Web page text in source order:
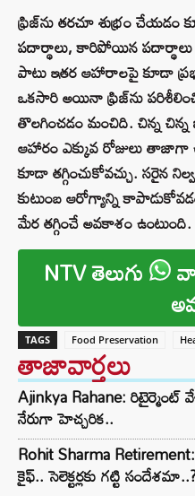
ఫ్రిజ్‌ను తరచూ శుభ్రం
పదార్థాలు, కారిపోయిన
పాటు ఇతర ఆహారాలపై కూడా
ఒకసారి అయినా ఫ్రిజ్‌ను పరిశీలించి
తొలగించడం మంచిది. చిన్న చిన్న
ఆహారం ఎక్కువ రోజులు
కూడా తగ్గించుకోవచ్చు. సరైన
కుటుంబ ఆరోగ్యాన్ని
మేర తగ్గించే అవకాశం ఉంటుంది.
NTV తెలుగు
TAGS Food Preservation
తాజావార్తలు
Ajinkya Rahane:
నేరుగా హెచ్చరిక..
Rohit Sharma
కైఫ్.. సెలెక్టర్లకు గట్టి